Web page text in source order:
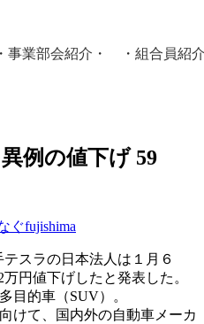
事業部会紹介 ・ ・ 組合員紹
産省・厚生労働省 認可
例の値下げ 59
ぐfujishima
スラの日本法人は１月６
円値下げしたと発表した。
目的車（SUV）。
けて、国内外の自動車メーカ